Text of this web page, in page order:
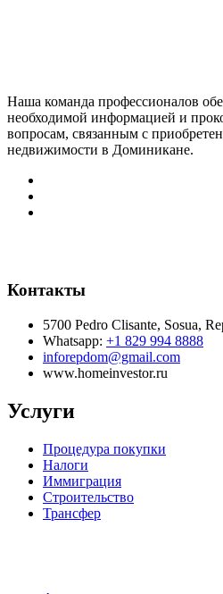
Наша команда профессионалов
необходимой информацией и
вопросам, связанным с
недвижимости в Доминикане.
Контакты
5700 Pedro Clisante, Sosua,
Whatsapp: +1 829 994 8888
inforepdom@gmail.com
www.homeinvestor.ru
Услуги
Процедура покупки
Налоги
Иммиграция
Строительство
Трансфер